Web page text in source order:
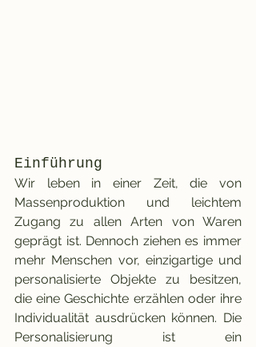
Einführung
Wir leben in einer Zeit, die von
Massenproduktion und leichtem
Zugang zu allen Arten von Waren
geprägt ist. Dennoch ziehen es immer
mehr Menschen vor, einzigartige und
personalisierte Objekte zu besitzen,
die eine Geschichte erzählen oder ihre
Individualität ausdrücken können. Die
Personalisierung ist ein